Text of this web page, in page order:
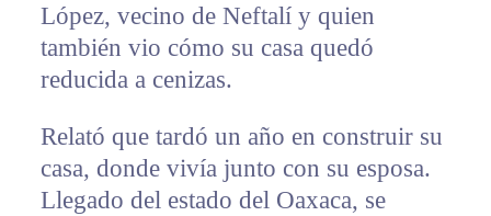
López, vecino de Neftalí y quien
también vio cómo su casa quedó
reducida a cenizas.
Relató que tardó un año en construir su
casa, donde vivía junto con su esposa.
Llegado del estado del Oaxaca, se